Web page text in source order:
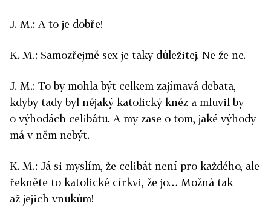
J. M.: A to je dobře!
K. M.: Samozřejmě sex je taky důležitej. Ne že ne.
J. M.: To by mohla být celkem zajímavá debata,
kdyby tady byl nějaký katolický kněz a mluvil by
o výhodách celibátu. A my zase o tom, jaké výhody
má v něm nebýt.
K. M.: Já si myslím, že celibát není pro každého, ale
řekněte to katolické církvi, že jo… Možná tak
až jejich vnukům!